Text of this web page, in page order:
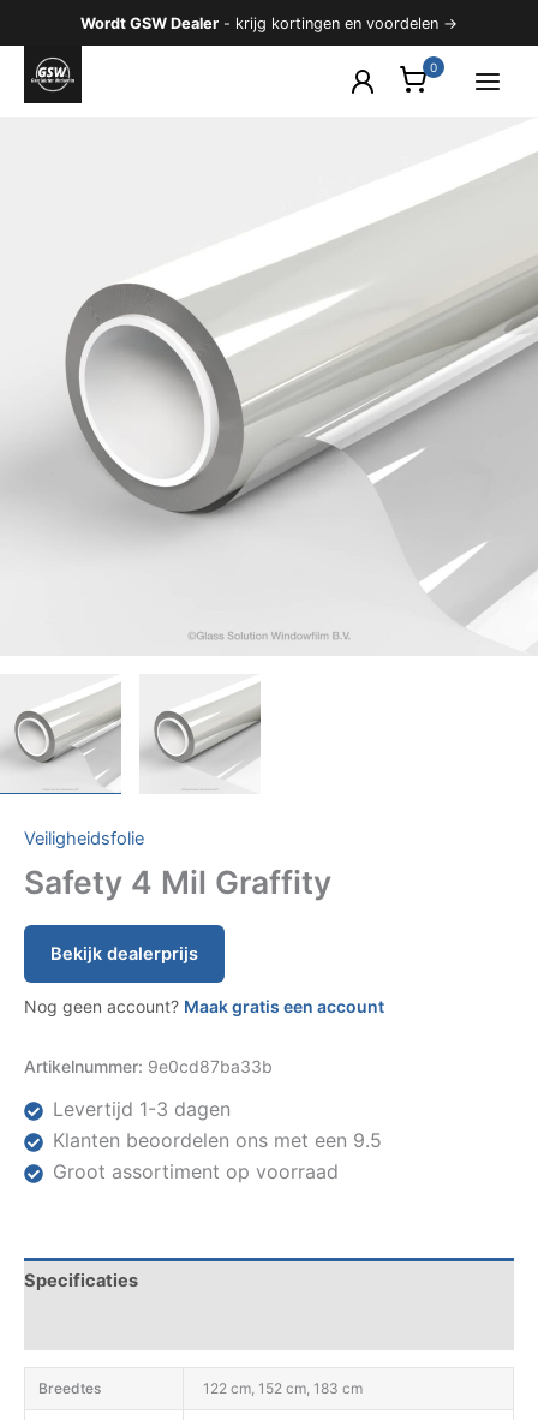
naar
inhoud
Wordt GSW Dealer - krijg kortingen en voordelen →
Veiligheidsfolie
Safety 4 Mil Graffity
Bekijk dealerprijs
Nog geen account? Maak gratis een account
Artikelnummer: 9e0cd87ba33b
Levertijd 1-3 dagen
Klanten beoordelen ons met een 9.5
Groot assortiment op voorraad
Specificaties
Breedtes 122 cm, 152 cm, 183 cm